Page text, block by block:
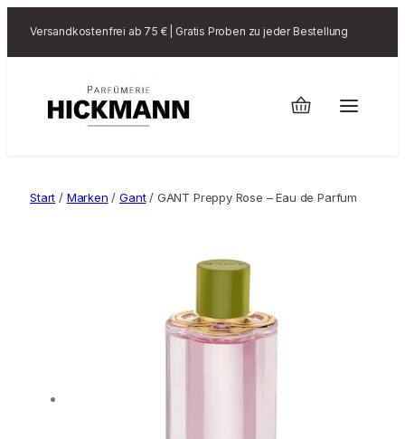
Versandkostenfrei ab 75 € | Gratis Proben zu jeder Bestellung
Start / Marken /Gant/ GANT Preppy Rose – Eau de Parfum